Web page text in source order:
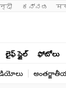
ಕನ್ನಡ
లైఫ్ స్టైల్ ఫోటోలు